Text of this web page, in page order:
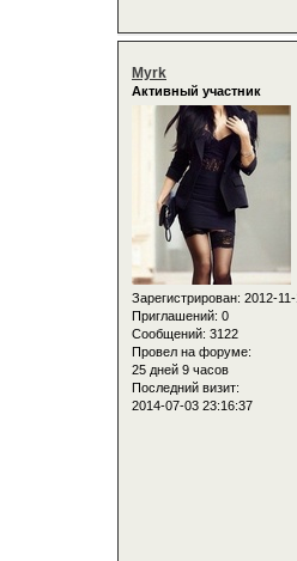
Myrk
Активный участник
Зарегистрирован: 2012-11-
Приглашений: 0
Сообщений: 3122
Провел на форуме:
25 дней 9 часов
Последний визит:
2014-07-03 23:16:37